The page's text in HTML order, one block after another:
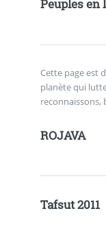
Peuples en
Cette page est
planète qui
reconnaissons,
ROJAVA
Tafsut 2011